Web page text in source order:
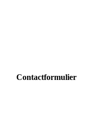
Contactformulier